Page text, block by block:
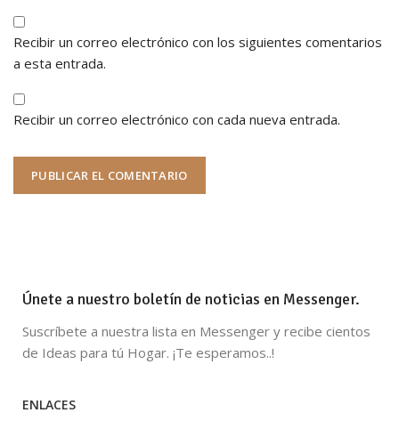
Recibir un correo electrónico con los siguientes comentarios
a esta entrada.
Recibir un correo electrónico con cada nueva entrada.
Únete a nuestro boletín de noticias en Messenger.
Suscríbete a nuestra lista en Messenger y recibe cientos
de Ideas para tú Hogar. ¡Te esperamos..!
ENLACES